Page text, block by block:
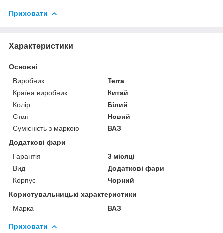
Приховати
Характеристики
Основні
Виробник
Terra
Країна виробник
Китай
Колір
Білий
Стан
Новий
Сумісність з маркою
ВАЗ
Додаткові фари
Гарантія
3 місяці
Вид
Додаткові фари
Корпус
Чорний
Користувальницькі характеристики
Марка
ВАЗ
Приховати